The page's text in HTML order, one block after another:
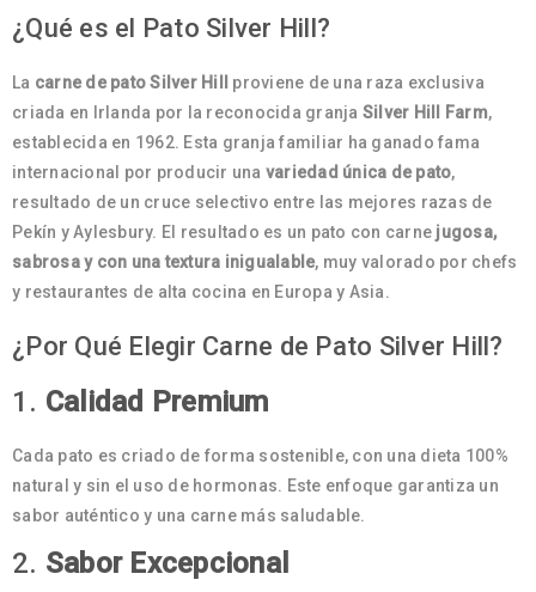
¿Qué es el Pato Silver Hill?
La carne de pato Silver Hill
proviene de una raza exclusiva
criada en Irlanda por la reconocida granja Silver Hill Farm,
establecida en 1962. Esta granja familiar ha ganado fama
internacional por producir una variedad única de pato,
resultado de un cruce selectivo entre las mejores razas de
Pekín y Aylesbury. El resultado es un pato con carne jugosa,
sabrosa y con una textura inigualable, muy valorado por chefs
y restaurantes de alta cocina en Europa y Asia.
¿Por Qué Elegir Carne de Pato Silver Hill?
1. Calidad Premium
Cada pato es criado de forma sostenible, con una dieta 100%
natural y sin el uso de hormonas. Este enfoque garantiza un
sabor auténtico y una carne más saludable.
2. Sabor Excepcional